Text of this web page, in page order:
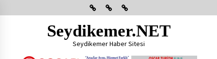
to
Seydikemer.NET
Seydikemer Haber Sitesi